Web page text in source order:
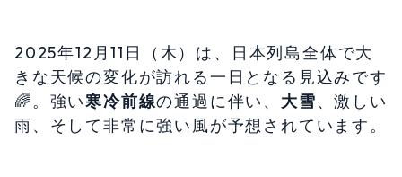
2025年12月11日（木）は、日本列島全体で大
きな天候の変化が訪れる一日となる見込みです
🌈️。強い寒冷前線の通過に伴い、 大雪、激しい
雨、そして非常に強い風が予想されています。